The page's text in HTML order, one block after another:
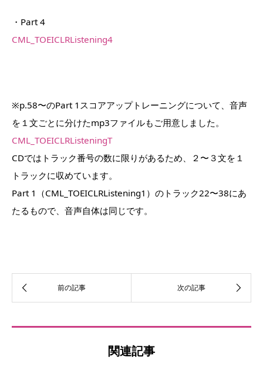
・Part 4
CML_TOEICLRListening4
※p.58〜のPart 1スコアアップトレーニングについて、音声
を１文ごとに分けたmp3ファイルもご用意しました。
CML_TOEICLRListeningT
CDではトラック番号の数に限りがあるため、２〜３文を１
トラックに収めています。
Part 1（CML_TOEICLRListening1）のトラック22〜38にあ
たるもので、音声自体は同じです。
関連記事